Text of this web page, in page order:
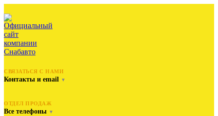
СВЯЗАТЬСЯ С НАМИ
Контакты и email ▼
ОТДЕЛ ПРОДАЖ
Все телефоны ▼